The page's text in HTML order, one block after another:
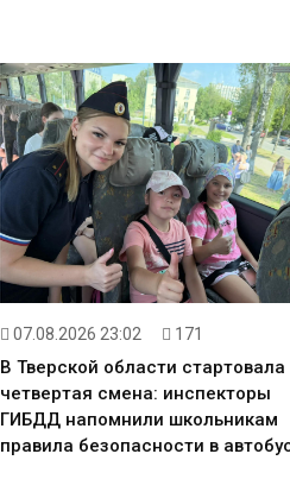
07.08.2026 23:02 171
В Тверской области стартовала
четвертая смена: инспекторы
ГИБДД напомнили школьникам
правила безопасности в